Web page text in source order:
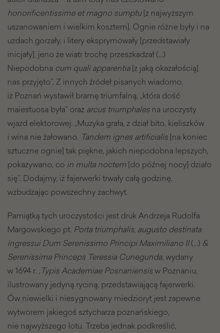
honorificentissime et magno sumptu[z najwyższym
uszanowaniem i wielkim kosztem]. Ognie różne były i na
uzdach gorzały, i litery eksprymowały [przedstawiały
inicjały], jeno że wiatr trochę przeszkadzał (...)
Niepodobna cum quali apparentia[z jaką okazałością]
nas przyjęto”. Z innych źródeł pisanych wiadomo,
iż Poznań wystawił bramę triumfalną, „która dość
maiestuosa była” oraz arcus triumphales na uroczysty
wjazd elektorowej. „Muzyka grała, z dział bito, kieliszków
i wina nie żałowano. Tandem ignes artificialis [na koniec
sztuczne ognie] tak piękne, jakich niepodobna lepszych,
pokazywano, co in multa noctem [do późnej nocy] działo
się”. Dodajmy, iż fajerwerki trwały całą godzinę,
wzbudzając powszechny zachwyt.
Pamiątką tych uroczystości jest druk Andrzeja Rudolfa
Margowskiego pt. Porta triumphalis, augusto destinata
ingressui Dum Serenissimo Principi Maximiliano II(...) &
Serenissima Princeps Teressia Cunegunda, wydany
w 1694 r. ,Typis Academiae Posnaniensisw Poznaniu,
ilustrowany jedyną ryciną, przedstawiającą fajerwerki.
Ów niewielki i niesygnowany miedzioryt jest zapewne
wytworem jakiegoś sztycharza poznańskiego,
nie najwyższego lotu. Trzeba jednak podkreślić,